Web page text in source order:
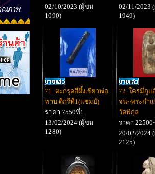
02/10/2023 (ผู้ชม
1090)
02/11/2023
1949)
71. ตะกรุดสีผึ้งเขียวพ่อ
ทาบ ดีกรีที่1(แชมป์)
ราคา 7550ที่1
13/02/2024 (ผู้ชม
1280)
72. ใครมีกูแ
จน~พระกำ
วัดพิกุล
ราคา
20/02/2024
2125)